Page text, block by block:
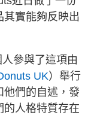
其實能夠反映出
參與了這項由
UK）舉行
他們的自述，發
的人格特質存在